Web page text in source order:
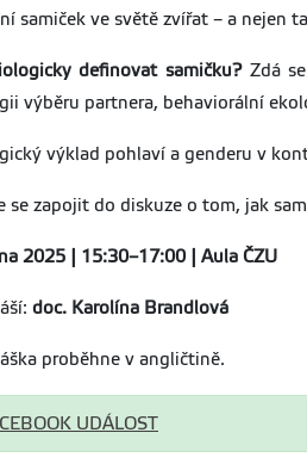
samiček ve světě zvířat – a nejen
definovat samičku?Zdá se
výběru partnera, behaviorální
výklad pohlaví a genderu v
se zapojit do diskuze o tom, jak
2025 | 15:30–17:00 | Aula ČZU
doc. Karolína Brandlová
proběhne v angličtině.
UDÁLOST